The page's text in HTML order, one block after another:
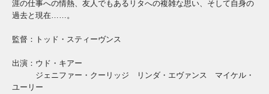
涯の仕事への情熱、友人でもあるリタへの複雑な思い、そして自身の
過去と現在……。
監督：トッド・スティーヴンス
出演：ウド・キアー
ジェニファー・クーリッジ リンダ・エヴァンス マイケル・
ユーリー